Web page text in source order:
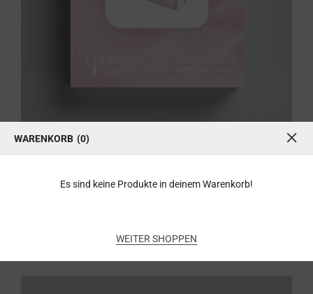
WARENKORB 0
Es sind keine Produkte in deinem Warenkorb!
WEITER SHOPPEN